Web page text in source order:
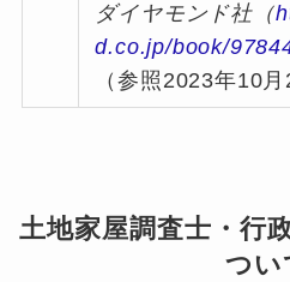
ダイヤモンド社（
d.co.jp/book/
（参照2023年10月
土地家屋調査士・行
つい